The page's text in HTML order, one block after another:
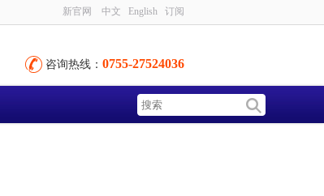
新官网 中文 English 订阅
咨询热线： 0755-27524036